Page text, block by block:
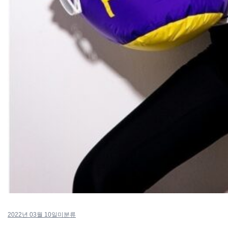
2022년 03월 10일 미분류